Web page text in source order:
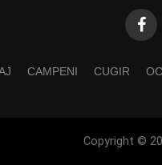
CAMPENI CUGIR
Copyright ©